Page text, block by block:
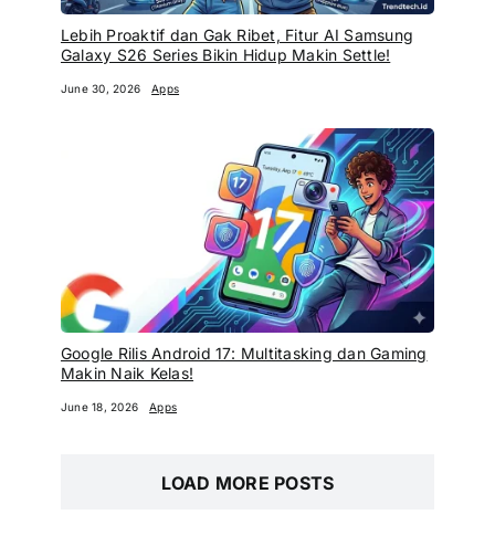
Lebih Proaktif dan Gak Ribet, Fitur AI Samsung
Galaxy S26 Series Bikin Hidup Makin Settle!
June 30, 2026 Apps
Google Rilis Android 17: Multitasking dan Gaming
Makin Naik Kelas!
June 18, 2026 Apps
LOAD MORE POSTS